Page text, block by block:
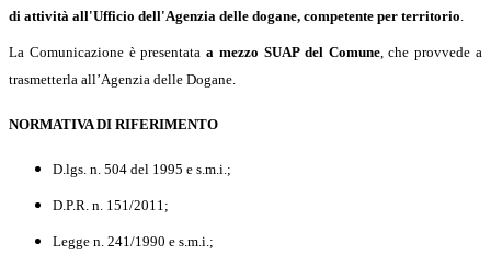
di attività all'Ufficio dell'Agenzia delle dogane, competente per territorio
La Comunicazione è presentataa mezzo SUAP del Comune, che provvede a
trasmetterla all’Agenzia delle Dogane.
NORMATIVA DI RIFERIMENTO
D.lgs. n. 504 del 1995 e s.m.i.;
D.P.R. n. 151/2011;
Legge n. 241/1990 e s.m.i.;